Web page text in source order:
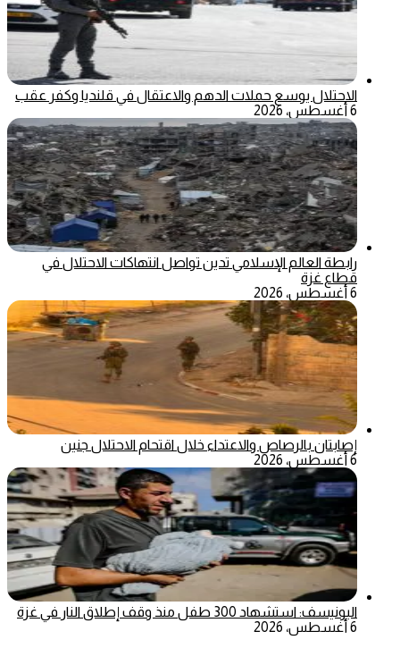
الاحتلال يوسع حملات الدهم والاعتقال في قلنديا وكفر عقب
6 أغسطس، 2026
رابطة العالم الإسلامي تدين تواصل انتهاكات الاحتلال في
قطاع غزة
6 أغسطس، 2026
إصابتان بالرصاص والاعتداء خلال اقتحام الاحتلال جنين
6 أغسطس، 2026
اليونيسف: استشهاد 300 طفل منذ وقف إطلاق النار في غزة
6 أغسطس، 2026